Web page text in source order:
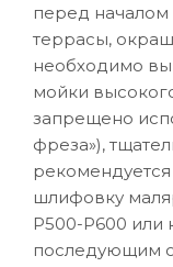
перед началом
террасы,
необходимо
мойки
запрещено
фреза»),
шлифовку
P500-Р600
последующим